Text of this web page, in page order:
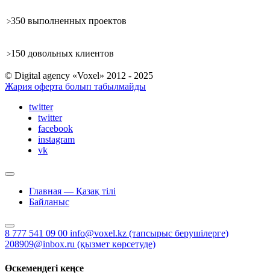
>350 выполненных проектов
>150 довольных клиентов
© Digital agency «Voxel» 2012 - 2025
Жария оферта болып табылмайды
twitter
twitter
facebook
instagram
vk
Главная — Қазақ тілі
Байланыс
8 777 541 09 00 info@voxel.kz (тапсырыс берушілерге)
208909@inbox.ru (қызмет көрсетуде)
Өскемендегі кеңсе